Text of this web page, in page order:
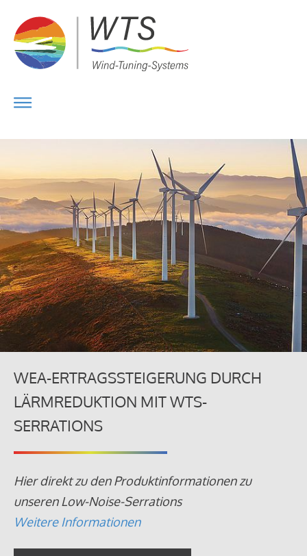
WEA-ERTRAGSSTEIGERUNG DURCH
LÄRMREDUKTION MIT WTS-
SERRATIONS
Hier direkt zu den Produktinformationen zu
unseren Low-Noise-Serrations
Weitere Informationen